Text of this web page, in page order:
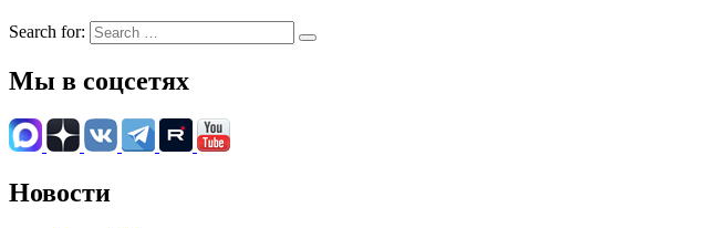
Search for:
Мы в соцсетях
Новости